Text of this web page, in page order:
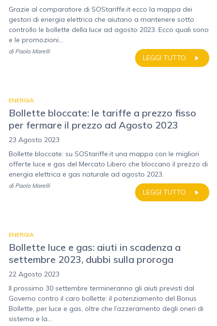
Grazie al comparatore di SOStariffe.it ecco la mappa dei
gestori di energia elettrica che aiutano a mantenere sotto
controllo le bollette della luce ad agosto 2023. Ecco quali sono
e le promozioni...
LEGGI TUTTO
di Paolo Marelli
ENERGIA
Bollette bloccate: le tariffe a prezzo fisso
per fermare il prezzo ad Agosto 2023
23 Agosto 2023
Bollette bloccate: su SOStariffe.it una mappa con le migliori
offerte luce e gas del Mercato Libero che bloccano il prezzo di
energia elettrica e gas naturale ad agosto 2023.
LEGGI TUTTO
di Paolo Marelli
ENERGIA
Bollette luce e gas: aiuti in scadenza a
settembre 2023, dubbi sulla proroga
22 Agosto 2023
Il prossimo 30 settembre termineranno gli aiuti previsti dal
Governo contro il caro bollette: il potenziamento del Bonus
Bollette, per luce e gas, oltre che l’azzeramento degli oneri di
sistema e la...